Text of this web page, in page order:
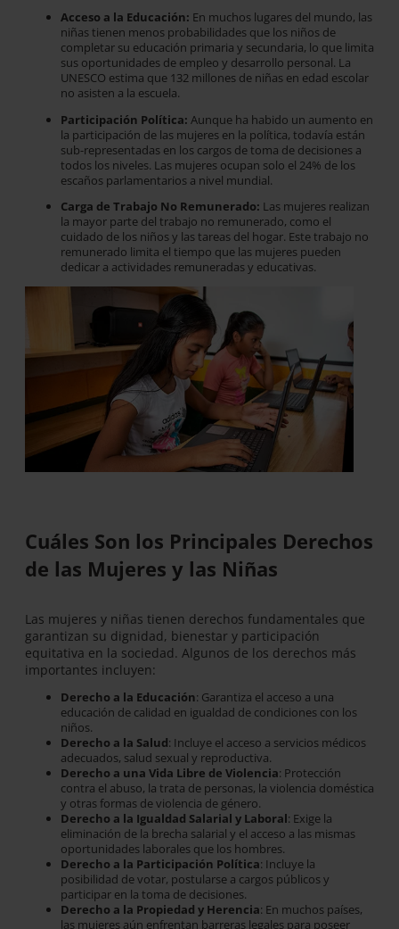
Acceso a la Educación: En muchos lugares del mundo, las
niñas tienen menos probabilidades que los niños de
completar su educación primaria y secundaria, lo que limita
sus oportunidades de empleo y desarrollo personal. La
UNESCO estima que 132 millones de niñas en edad escolar
no asisten a la escuela.
Participación Política: Aunque ha habido un aumento en
la participación de las mujeres en la política, todavía están
sub-representadas en los cargos de toma de decisiones a
todos los niveles. Las mujeres ocupan solo el 24% de los
escaños parlamentarios a nivel mundial.
Carga de Trabajo No Remunerado: Las mujeres realizan
la mayor parte del trabajo no remunerado, como el
cuidado de los niños y las tareas del hogar. Este trabajo no
remunerado limita el tiempo que las mujeres pueden
dedicar a actividades remuneradas y educativas.
Cuáles Son los Principales Derechos
de las Mujeres y las Niñas
Las mujeres y niñas tienen derechos fundamentales que
garantizan su dignidad, bienestar y participación
equitativa en la sociedad. Algunos de los derechos más
importantes incluyen:
Derecho a la Educación: Garantiza el acceso a una
educación de calidad en igualdad de condiciones con los
niños.
Derecho a la Salud: Incluye el acceso a servicios médicos
adecuados, salud sexual y reproductiva.
Derecho a una Vida Libre de Violencia: Protección
contra el abuso, la trata de personas, la violencia doméstica
y otras formas de violencia de género.
Derecho a la Igualdad Salarial y Laboral: Exige la
eliminación de la brecha salarial y el acceso a las mismas
oportunidades laborales que los hombres.
Derecho a la Participación Política: Incluye la
posibilidad de votar, postularse a cargos públicos y
participar en la toma de decisiones.
Derecho a la Propiedad y Herencia: En muchos países,
las mujeres aún enfrentan barreras legales para poseer